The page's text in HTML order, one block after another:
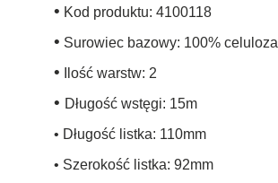
• Kod produktu: 4100118
• Surowiec bazowy: 100% celuloza
• Ilość warstw: 2
• Długość wstęgi: 15m
• Długość listka: 110mm
• Szerokość listka: 92mm